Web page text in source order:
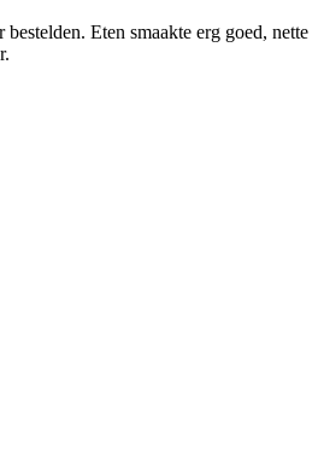
Eten smaakte erg goed, nette